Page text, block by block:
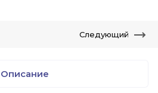
Следующий
Описание